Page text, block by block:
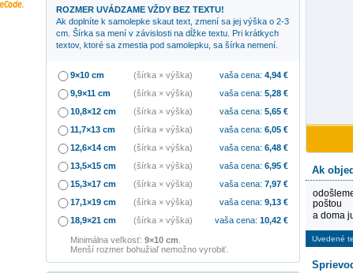
Ak
poštou
a doma
Uvedené
ROZMER UVÁDZAME VŽDY BEZ TEXTU!
Ak doplníte k samolepke skauttext, zmení sa jej výška o 2-3
cm. Šírka sa mení v závislosti na dĺžke textu. Pri krátkych
textov, ktoré sa zmestia pod samolepku, sa šírka nemení.
9×10 cm (šírka × výška) vaša cena: 4,94€
9,9×11 cm
(šírka × výška) vaša cena: 5,28€
10,8×12 cm
(šírka × výška) vaša cena: 5,65€
11,7×13 cm
(šírka × výška) vaša cena: 6,05€
12,6×14 cm
(šírka × výška) vaša cena: 6,48€
13,5×15 cm
(šírka × výška) vaša cena: 6,95€
15,3×17 cm
(šírka × výška) vaša cena: 7,97€
17,1×19 cm
(šírka × výška) vaša cena: 9,13€
18,9×21 cm
(šírka × výška) vaša cena: 10,42€
Minimálna veľkosť: 9×10 cm.
Menší rozmer bohužiaľ nemožno vyrobiť.